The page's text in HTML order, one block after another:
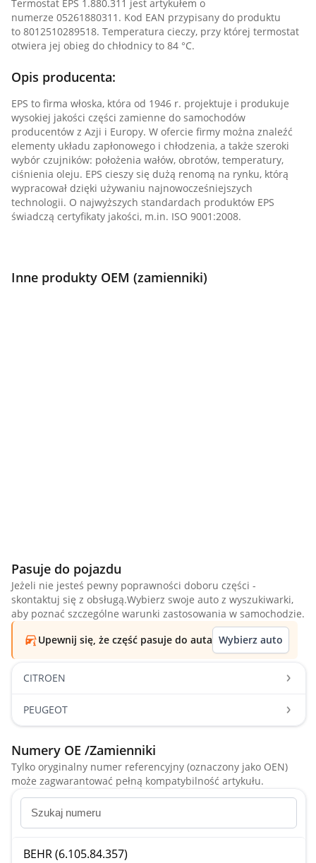
Termostat EPS 1.880.311 jest artykułem o
numerze 05261880311. Kod EAN przypisany do produktu
to 8012510289518. Temperatura cieczy, przy której termostat
otwiera jej obieg do chłodnicy to 84 °C.
Opis producenta:
EPS to firma włoska, która od 1946 r. projektuje i produkuje
wysokiej jakości części zamienne do samochodów
producentów z Azji i Europy. W ofercie firmy można znaleźć
elementy układu zapłonowego i chłodzenia, a także szeroki
wybór czujników: położenia wałów, obrotów, temperatury,
ciśnienia oleju. EPS cieszy się dużą renomą na rynku, którą
wypracował dzięki używaniu najnowocześniejszych
technologii. O najwyższych standardach produktów EPS
świadczą certyfikaty jakości, m.in. ISO 9001:2008.
Inne produkty OEM (zamienniki)
Pasuje do pojazdu
Jeżeli nie jesteś pewny poprawności doboru części -
skontaktuj się z obsługą.Wybierz swoje auto z wyszukiwarki,
aby poznać szczególne warunki zastosowania w samochodzie.
Upewnij się, że część pasuje do auta Wybierz auto
CITROEN
PEUGEOT
Numery OE /Zamienniki
Tylko oryginalny numer referencyjny (oznaczony jako OEN)
może zagwarantować pełną kompatybilność artykułu.
BEHR (6.105.84.357)